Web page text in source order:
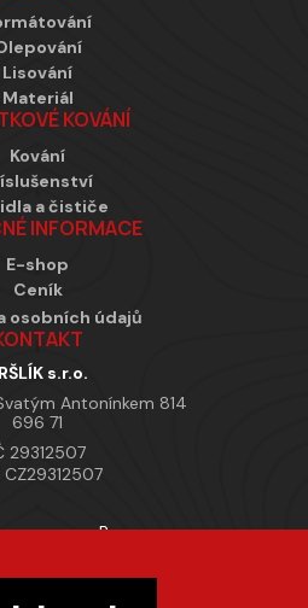
Lisování
Materiál
KOVÁNÍ
Kování
a čističe
INFORMACE
E-shop
Ceník
osobních údajů
s.r.o.
Antonínkem 814
696 71
29312507
CZ29312507
Brno
doba